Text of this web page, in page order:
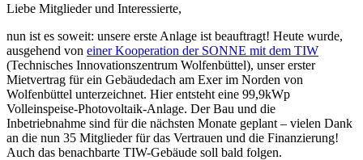
Liebe Mitglieder und Interessierte,
nun ist es soweit: unsere erste Anlage ist beauftragt! Heute wurde,
ausgehend von einer Kooperation der SONNE mit dem TIW
(Technisches Innovationszentrum Wolfenbüttel), unser erster
Mietvertrag für ein Gebäudedach am Exer im Norden von
Wolfenbüttel unterzeichnet. Hier entsteht eine 99,9kWp
Volleinspeise-Photovoltaik-Anlage. Der Bau und die
Inbetriebnahme sind für die nächsten Monate geplant – vielen Dank
an die nun 35 Mitglieder für das Vertrauen und die Finanzierung!
Auch das benachbarte TIW-Gebäude soll bald folgen.